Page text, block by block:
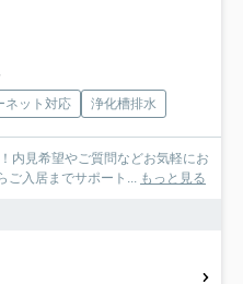
ネット対応 浄化槽排水
内見希望やご質問などお気軽にお
ご入居までサポート... もっと見る